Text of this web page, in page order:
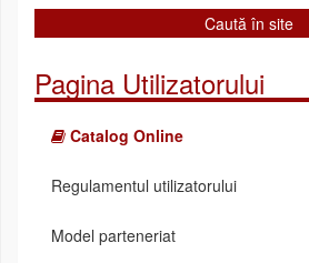
Pagina Utilizatorului
Catalog Online
Regulamentul utilizatorului
Model parteneriat